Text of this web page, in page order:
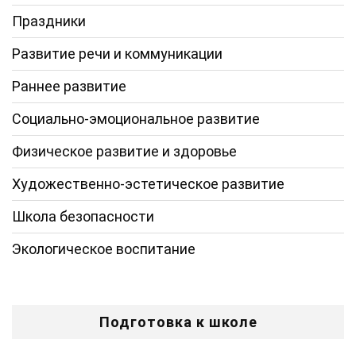
Праздники
Развитие речи и коммуникации
Раннее развитие
Социально-эмоциональное развитие
Физическое развитие и здоровье
Художественно-эстетическое развитие
Школа безопасности
Экологическое воспитание
Подготовка к школе